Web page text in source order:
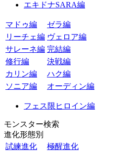
エキドナSARA編
マドゥ編
ゼラ編
リーチェ編 ヴェロア編
サレーネ編 完結編
修行編
決戦編
カリン編
ハク編
ソニア編
オーディン編
フェス限ヒロイン編
モンスター検索
進化形態別
試練進化
極醒進化